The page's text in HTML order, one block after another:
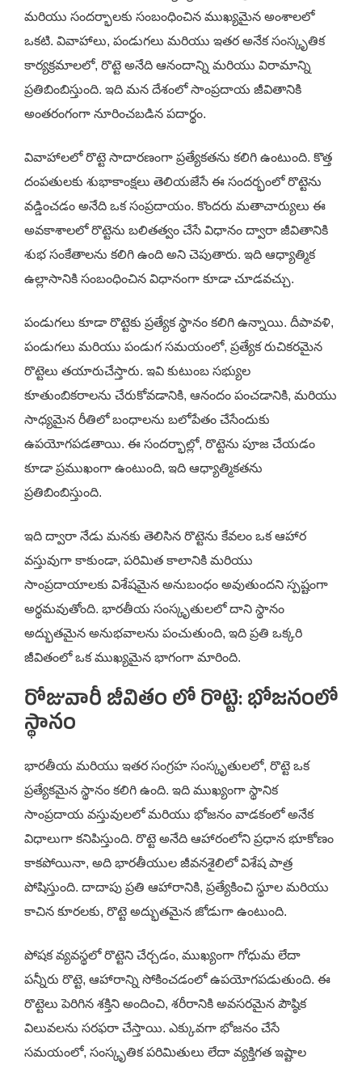
మరియు సందర్భాలకు సంబంధించిన ముఖ్యమైన అంశాలలో
ఒకటి. వివాహాలు, పండుగలు మరియు ఇతర అనేక సంస్కృతిక
కార్యక్రమాలలో, రొట్టె అనేది ఆనందాన్ని మరియు విరామాన్ని
ప్రతిబింబిస్తుంది. ఇది మన దేశంలో సాంప్రదాయ జీవితానికి
అంతరంగంగా నూరించబడిన పదార్థం.
వివాహాలలో రొట్టె సాదారణంగా ప్రత్యేకతను కలిగి ఉంటుంది. కొత్త
దంపతులకు శుభాకాంక్షలు తెలియజేసే ఈ సందర్భంలో రొట్టెను
వడ్డించడం అనేది ఒక సంప్రదాయం. కొందరు మతాచార్యులు ఈ
అవకాశాలలో రొట్టెను బలితత్వం చేసే విధానం ద్వారా జీవితానికి
శుభ సంకేతాలను కలిగి ఉంది అని చెపుతారు. ఇది ఆధ్యాత్మిక
ఉల్లాసానికి సంబంధించిన విధానంగా కూడా చూడవచ్చు.
పండుగలు కూడా రొట్టెకు ప్రత్యేక స్థానం కలిగి ఉన్నాయి. దీపావళి,
పండుగలు మరియు పండుగ సమయంలో, ప్రత్యేక రుచికరమైన
రొట్టెలు తయారుచేస్తారు. ఇవి కుటుంబ సభ్యుల
కూతుంబికరాలను చేరుకోవడానికి, ఆనందం పంచడానికి, మరియు
సాధ్యమైన రీతిలో బంధాలను బలోపేతం చేసేందుకు
ఉపయోగపడతాయి. ఈ సందర్భాల్లో, రొట్టెను పూజ చేయడం
కూడా ప్రముఖంగా ఉంటుంది, ఇది ఆధ్యాత్మికతను
ప్రతిబింబిస్తుంది.
ఇది ద్వారా నేడు మనకు తెలిసిన రొట్టెను కేవలం ఒక ఆహార
వస్తువుగా కాకుండా, పరిమిత కాలానికి మరియు
సాంప్రదాయాలకు విశేషమైన అనుబంధం అవుతుందని స్పష్టంగా
అర్థమవుతోంది. భారతీయ సంస్కృతులలో దాని స్థానం
అద్భుతమైన అనుభవాలను పంచుతుంది, ఇది ప్రతి ఒక్కరి
జీవితంలో ఒక ముఖ్యమైన భాగంగా మారింది.
రోజువారీ జీవితం లో రొట్టె: భోజనంలో
స్థానం
భారతీయ మరియు ఇతర సంగ్రహ సంస్కృతులలో, రొట్టె ఒక
ప్రత్యేకమైన స్థానం కలిగి ఉంది. ఇది ముఖ్యంగా స్థానిక
సాంప్రదాయ వస్తువులలో మరియు భోజనం వాడకంలో అనేక
విధాలుగా కనిపిస్తుంది. రొట్టె అనేది ఆహారంలోని ప్రధాన భూకోణం
కాకపోయినా, అది భారతీయుల జీవనశైలిలో విశేష పాత్ర
పోషిస్తుంది. దాదాపు ప్రతి ఆహారానికి, ప్రత్యేకించి స్థూల మరియు
కాచిన కూరలకు, రొట్టె అద్భుతమైన జోడుగా ఉంటుంది.
పోషక వ్యవస్థలో రొట్టెని చేర్చడం, ముఖ్యంగా గోధుమ లేదా
పన్నీరు రొట్టె, ఆహారాన్ని సోకించడంలో ఉపయోగపడుతుంది. ఈ
రొట్టెలు పెరిగిన శక్తిని అందించి, శరీరానికి అవసరమైన పౌష్ఠిక
విలువలను సరఫరా చేస్తాయి. ఎక్కువగా భోజనం చేసే
సమయంలో, సంస్కృతిక పరిమితులు లేదా వ్యక్తిగత ఇష్టాల